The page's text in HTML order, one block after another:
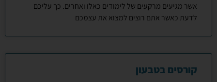
אשר מגיעים מרקעים של לימודים כאלו ואחרים. כך עליכם
לדעת כאשר אתם רוצים למצוא את עצמכם
קורסים בטבעון